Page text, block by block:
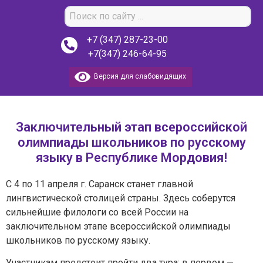
+7 (347) 287-23-00
+7(347) 246-64-95
Версия для слабовидящих
Заключительный этап всероссийской
олимпиады школьников по русскому
языку в Республике Мордовия!
С 4 по 11 апреля г. Саранск станет главной
лингвистической столицей страны. Здесь соберутся
сильнейшие филологи со всей России на
заключительном этапе всероссийской олимпиады
школьников по русскому языку.